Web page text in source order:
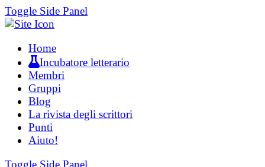
Toggle Side Panel
Home
Incubatore letterario
Membri
Gruppi
Blog
La rivista degli scrittori
Punti
Aiuto!
Toggle Side Panel